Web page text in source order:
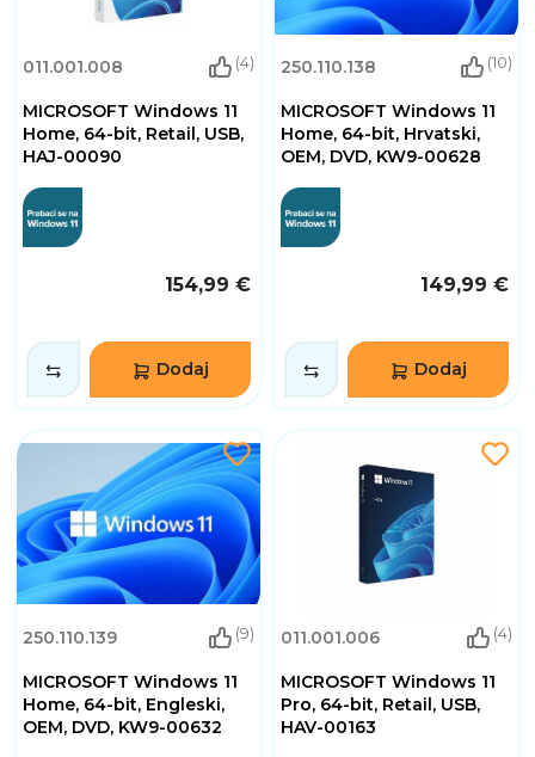
011.001.008 (4)
MICROSOFT Windows 11
Home, 64-bit, Retail, USB,
HAJ-00090
154,99 €
Dodaj
250.110.138 (10)
MICROSOFT Windows 11
Home, 64-bit, Hrvatski,
OEM, DVD, KW9-00628
149,99 €
Dodaj
250.110.139 (9)
MICROSOFT Windows 11
Home, 64-bit, Engleski,
OEM, DVD, KW9-00632
011.001.006 (4)
MICROSOFT Windows 11
Pro, 64-bit, Retail, USB,
HAV-00163